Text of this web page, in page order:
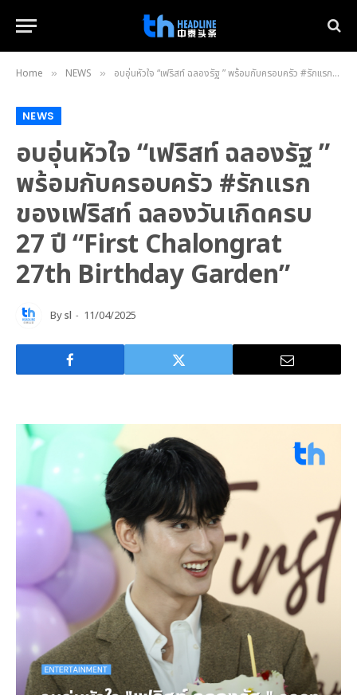
Home » NEWS » อบอุ่นหัวใจ “เฟริสท์ ฉลองรัฐ ” พร้อมกับครอบครัว #รักแรกของเฟริสท์ ฉลองวันเกิดครบ 27 ปี “First Chalongrat 27th Birthday Garden”
NEWS
อบอุ่นหัวใจ “เฟริสท์ ฉลองรัฐ ”
พร้อมกับครอบครัว #รักแรก
ของเฟริสท์ ฉลองวันเกิดครบ
27 ปี “First Chalongrat
27th Birthday Garden”
Bysl 11/04/2025